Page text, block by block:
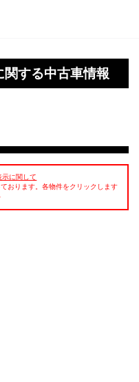
関する中古車情報
に関して
おります。各物件をクリックします